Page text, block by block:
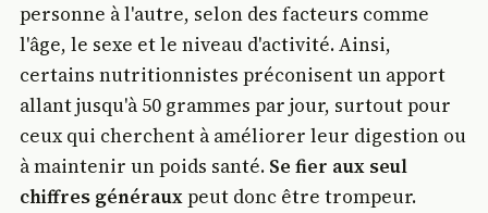
personne à l'autre, selon des facteurs comme
l'âge, le sexe et le niveau d'activité. Ainsi,
certains nutritionnistes préconisent un apport
allant jusqu'à 50 grammes par jour, surtout pour
ceux qui cherchent à améliorer leur digestion ou
à maintenir un poids santé. Se fier aux seul
chiffres générauxpeut donc être trompeur.